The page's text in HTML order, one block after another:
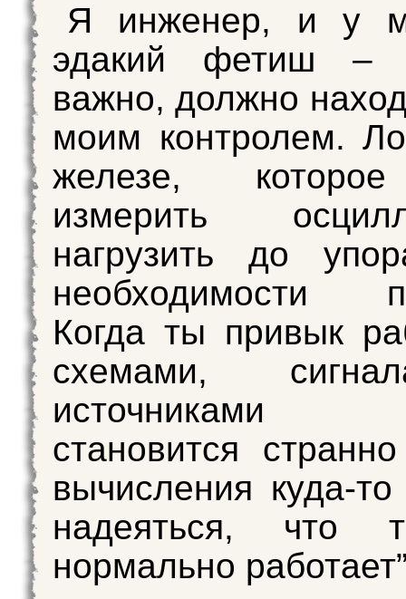
Я инженер, и у
эдакий фетиш –
важно, должно
моим контролем.
железе,
измерить
нагрузить до
необходимости
Когда ты привык
схемами,
источниками
становится
вычисления куда-
надеяться, что
нормально